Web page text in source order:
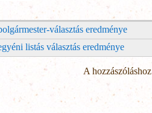
választás eredménye
listás választás eredménye
A hozzászóláshoz